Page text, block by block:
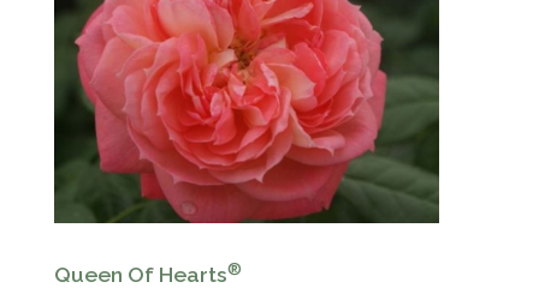
Queen Of Hearts®